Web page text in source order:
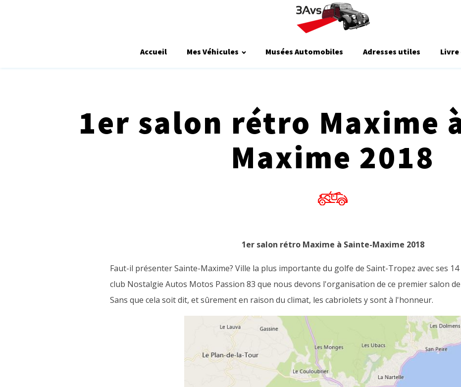
Accueil Mes Véhicules Musées Automobiles Adresses utiles
1er salon rétro Maxime
Maxime 2018
1er salon rétro Maxime à Sainte-Maxime 2018
Faut-il présenter Sainte-Maxime? Ville la plus importante du golfe de Saint-Tropez avec ses
club Nostalgie Autos Motos Passion 83 que nous devons l'organisation de ce premier salon
Sans que cela soit dit, et sûrement en raison du climat, les cabriolets y sont à l'honneur.